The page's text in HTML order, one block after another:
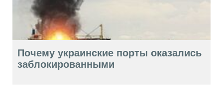
Почему украинские порты оказались
заблокированными